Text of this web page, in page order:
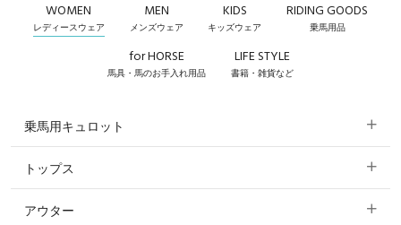
WOMEN
レディースウェア
MEN
メンズウェア
KIDS
キッズウェア
RIDING GOODS
乗馬用品
for HORSE
馬具・馬のお手入れ用品
LIFE STYLE
書籍・雑貨など
乗馬用キュロット
すべてのキュロット
フルグリップ・尻革 キュロット
トップス
すべてのトップス
アウター